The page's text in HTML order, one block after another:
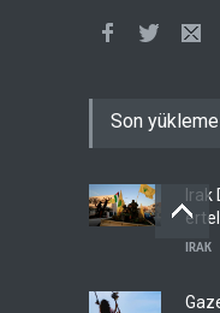
Son
Irak
IRAK